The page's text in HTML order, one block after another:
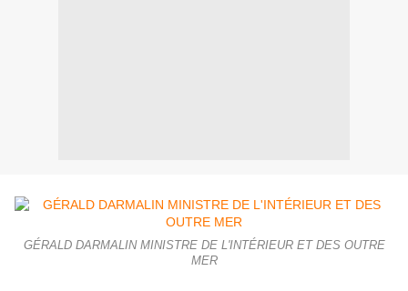
GÉRALD DARMALIN MINISTRE DE L'INTÉRIEUR ET DES OUTRE
MER